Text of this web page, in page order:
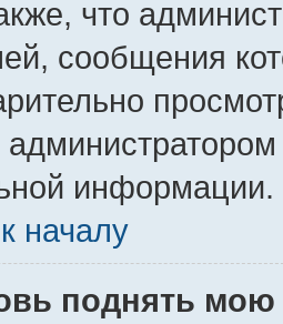
что
сообщения
информации.
началу
поднять мою